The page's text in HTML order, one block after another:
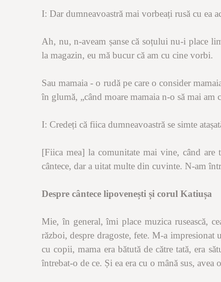
I: Dar dumneavoastră mai vorbeați rusă cu ea
Ah, nu, n-aveam șanse că soțului nu-i place
la magazin, eu mă bucur că am cu cine vorbi.
Sau mamaia - o rudă pe care o consider
în glumă, „când moare mamaia n-o să mai am
I: Credeți că fiica dumneavoastră se simte
[Fiica mea] la comunitate mai vine, când
cântece, dar a uitat multe din cuvinte. N-am
Despre cântece lipovenești și corul Katiușa
Mie, în general, îmi place muzica rusească,
război, despre dragoste, fete. M-a
cu copii, mama era bătută de către tată, era
întrebat-o de ce. Și ea era cu o mână sus,